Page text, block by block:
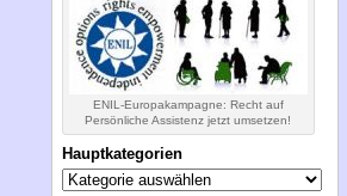
ENIL-Europakampagne: Recht auf
Persönliche Assistenz jetzt umsetzen!
Hauptkategorien
Hauptkategorien